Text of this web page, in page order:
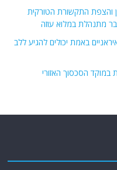
והצפת התקשורת הטורקית
מתנהלת במלוא עוזה
באמת יכולים להגיע ללב
במוקד הסכסוך האזורי